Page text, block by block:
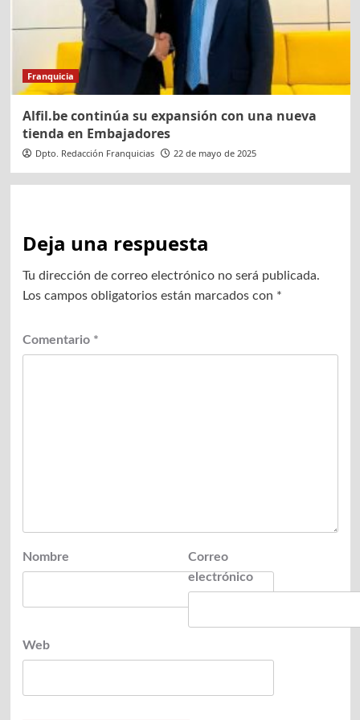
Franquicia
Alfil.be continúa su expansión con una nueva
tienda en Embajadores
Dpto. Redacción Franquicias 22 de mayo de 2025
Deja una respuesta
Tu dirección de correo electrónico no será publicada.
Los campos obligatorios están marcados con *
Comentario *
Nombre
Correo
electrónico
Web